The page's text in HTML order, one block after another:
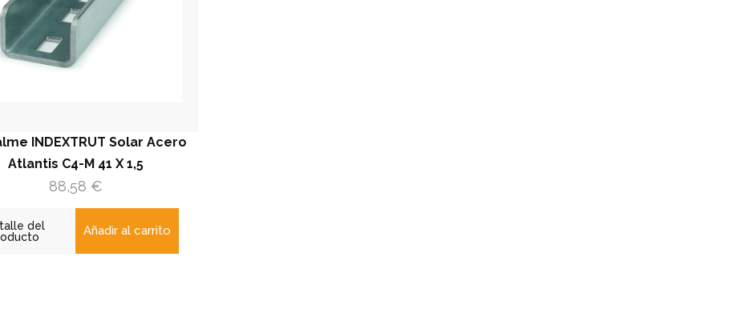
INDEXTRUT Solar Acero
Atlantis C4-M 41 X 1,5
88,58 €
del
Añadir al carrito